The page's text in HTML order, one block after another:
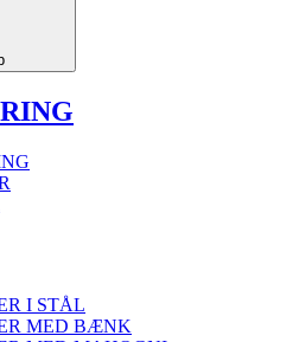
I STÅL
MED BÆNK